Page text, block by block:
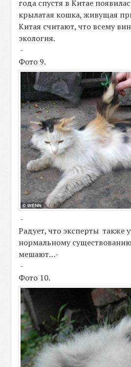
года спустя в Китае
крылатая кошка, живущая
Китая считают, что всему
экология.
-
Фото 9.
-
Радует, что эксперты также
нормальному
мешают…-
-
Фото 10.